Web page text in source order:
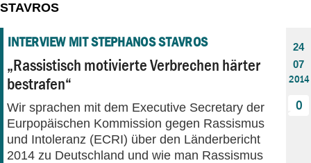
DEBATTE
PANORAMA
STAVROS
INTERVIEW MIT STEPHANOS STAVROS
„Rassistisch motivierte Verbrechen härter
bestrafen“
Wir sprachen mit dem Executive Secretary der
Eurpopäischen Kommission gegen Rassismus
und Intoleranz (ECRI) über den Länderbericht
2014 zu Deutschland und wie man Rassismus
24
07
2014
0